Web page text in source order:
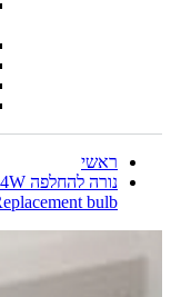
ראשי
bulb